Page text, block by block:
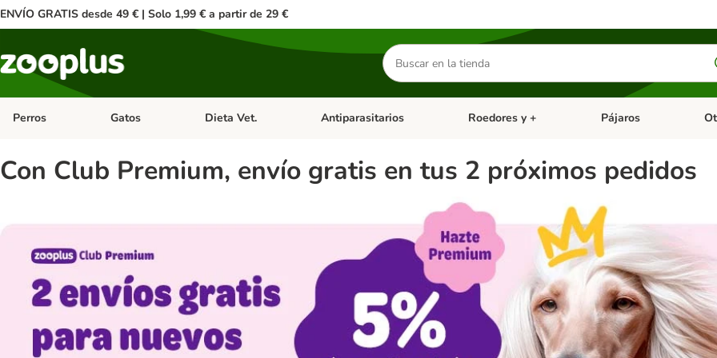
ENVÍO GRATIS desde 49 € | Solo 1,99 € a partir de 29 €
Buscar
productos
Perros Menú de categoria abierto: Perros
Gatos Menú de categoria abierto: Gatos
Dieta Vet. Menú de categoria abierto: Dieta Vet.
Antiparasitarios Menú de categoria abierto: Antiparasitarios
Roedores y + Menú de categoria
Pájaros
Con Club Premium, envío gratis en tus 2 próximos pedidos